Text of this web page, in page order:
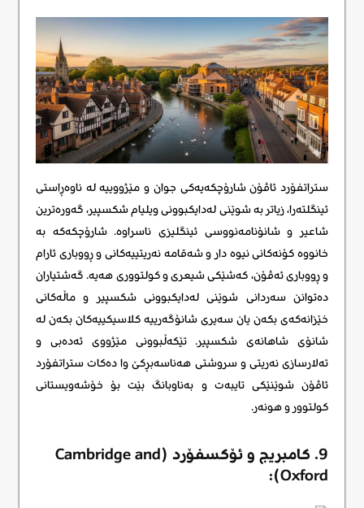
ستراتفۆرد ئاڤۆن شارۆچکەیەکی جوان و مێژووییە لە ناوەڕاستی
ئینگلتەرا، زیاتر بە شوێنی لەدایکبوونی ویلیام شکسپیر، گەورەترین
شاعیر و شانۆنامەنووسی ئینگلیزی ناسراوە. شارۆچکەکە بە
خانووە کۆنەکانی نیوە دار و شەقامە نەریتییەکانی و ڕووباری ئارام
و ڕووباری ئەڤۆن، کەشێکی شیعری و کولتووری هەیە. گەشتیاران
دەتوانن سەردانی شوێنی لەدایکبوونی شکسپیر و ماڵەکانی
خێزانەکەی بکەن یان سەیری شانۆگەرییە کلاسیکییەکان بکەن لە
شانۆی شاهانەی شکسپیر. تێکەڵبوونی مێژووی ئەدەبی و
تەلارسازی نەریتی و سروشتی هەناسەبڕکێ وا دەکات ستراتفۆرد
ئاڤۆن شوێنێکی تایبەت و بەناوبانگ بێت بۆ خۆشەویستانی
کولتوور و هونەر.
9. کامبریج و ئۆکسفۆرد (Cambridge and
Oxford):